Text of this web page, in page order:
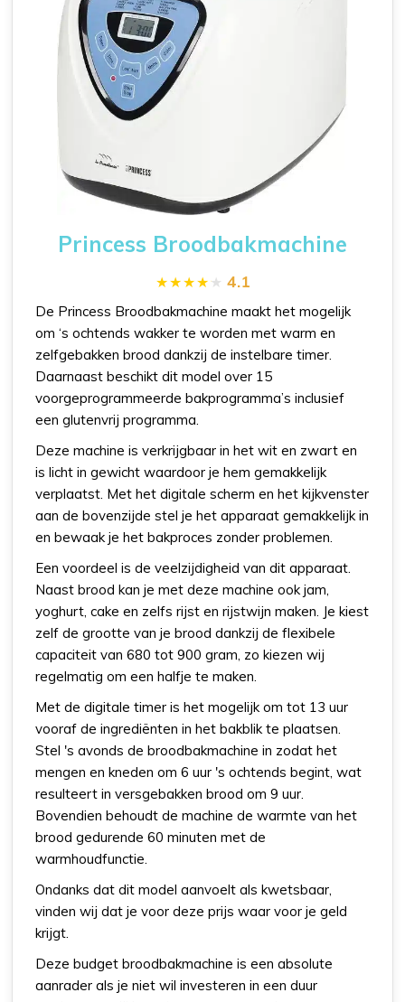
Princess Broodbakmachine
4.1
De Princess Broodbakmachine maakt het mogelijk
om ‘s ochtends wakker te worden met warm en
zelfgebakken brood dankzij de instelbare timer.
Daarnaast beschikt dit model over 15
voorgeprogrammeerde bakprogramma’s inclusief
een glutenvrij programma.
Deze machine is verkrijgbaar in het wit en zwart en
is licht in gewicht waardoor je hem gemakkelijk
verplaatst. Met het digitale scherm en het kijkvenster
aan de bovenzijde stel je het apparaat gemakkelijk in
en bewaak je het bakproces zonder problemen.
Een voordeel is de veelzijdigheid van dit apparaat.
Naast brood kan je met deze machine ook jam,
yoghurt, cake en zelfs rijst en rijstwijn maken. Je kiest
zelf de grootte van je brood dankzij de flexibele
capaciteit van 680 tot 900 gram, zo kiezen wij
regelmatig om een halfje te maken.
Met de digitale timer is het mogelijk om tot 13 uur
vooraf de ingrediënten in het bakblik te plaatsen.
Stel 's avonds de broodbakmachine in zodat het
mengen en kneden om 6 uur 's ochtends begint, wat
resulteert in versgebakken brood om 9 uur.
Bovendien behoudt de machine de warmte van het
brood gedurende 60 minuten met de
warmhoudfunctie.
Ondanks dat dit model aanvoelt als kwetsbaar,
vinden wij dat je voor deze prijs waar voor je geld
krijgt.
Deze budget broodbakmachine is een absolute
aanrader als je niet wil investeren in een duur